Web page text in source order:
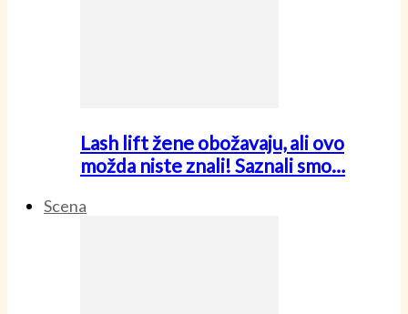
Lash lift žene obožavaju, ali ovo
možda niste znali! Saznali smo…
Scena